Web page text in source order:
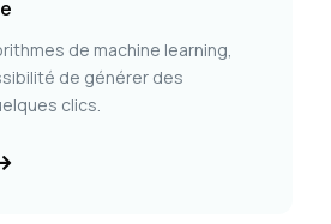
de machine learning,
de générer des
clics.